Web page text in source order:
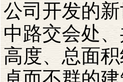
公司开发的
中路交会处
高度、总面